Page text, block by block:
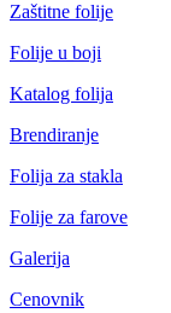
Zaštitne folije
Folije u boji
Katalog folija
Brendiranje
Folija za stakla
Folije za farove
Galerija
Cenovnik